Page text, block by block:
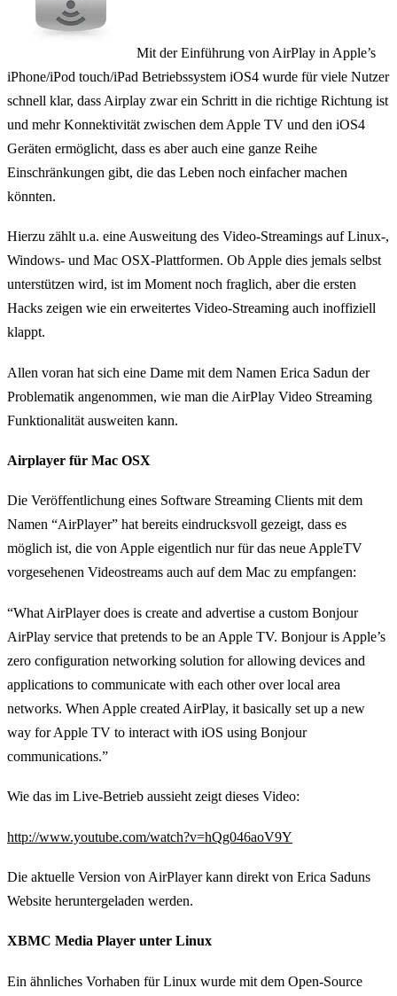
Mit der Einführung von AirPlay in Apple’s
iPhone/iPod touch/iPad Betriebssystem iOS4 wurde für viele Nutzer
schnell klar, dass Airplay zwar ein Schritt in die richtige Richtung ist
und mehr Konnektivität zwischen dem Apple TV und den iOS4
Geräten ermöglicht, dass es aber auch eine ganze Reihe
Einschränkungen gibt, die das Leben noch einfacher machen
könnten.
Hierzu zählt u.a. eine Ausweitung des Video-Streamings auf Linux-,
Windows- und Mac OSX-Plattformen. Ob Apple dies jemals selbst
unterstützen wird, ist im Moment noch fraglich, aber die ersten
Hacks zeigen wie ein erweitertes Video-Streaming auch inoffiziell
klappt.
Allen voran hat sich eine Dame mit dem Namen Erica Sadun der
Problematik angenommen, wie man die AirPlay Video Streaming
Funktionalität ausweiten kann.
Airplayer für Mac OSX
Die Veröffentlichung eines Software Streaming Clients mit dem
Namen “AirPlayer” hat bereits eindrucksvoll gezeigt, dass es
möglich ist, die von Apple eigentlich nur für das neue AppleTV
vorgesehenen Videostreams auch auf dem Mac zu empfangen:
“What AirPlayer does is create and advertise a custom Bonjour
AirPlay service that pretends to be an Apple TV. Bonjour is Apple’s
zero configuration networking solution for allowing devices and
applications to communicate with each other over local area
networks. When Apple created AirPlay, it basically set up a new
way for Apple TV to interact with iOS using Bonjour
communications.”
Wie das im Live-Betrieb aussieht zeigt dieses Video:
http://www.youtube.com/watch?v=hQg046aoV9Y
Die aktuelle Version von AirPlayer kann direkt von Erica Saduns
Website heruntergeladen werden.
XBMC Media Player unter Linux
Ein ähnliches Vorhaben für Linux wurde mit dem Open-Source